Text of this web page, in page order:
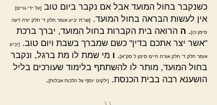
כשנקבר בחול המועד אבל אם נקבר ביום טוב [על ידי גויים]
אין לעשות הבראה בחול המועד. [שו"ת יביע אומר חלק ד' חלק יורה דעה
סימן כו]. ה הרואה בית הקברות בחול המועד, יברך ברכת
"אשר יצר אתכם בדין" כשם שמברך בשבת ויום טוב.
[יביע
אומר חלק ד' חלק אורח חיים סימן ל סק"א]. ו מי שמת לו מת ברגל, ונקבר
בחול המועד, מותר לו להשתתף בלימוד שעורכים בליל
הושענא רבה בבית הכנסת.
[ילקוט יוסף על הלכות אבלות].